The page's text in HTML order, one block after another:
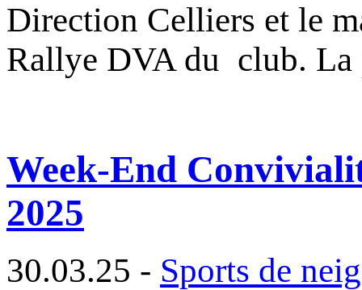
Direction Celliers et le
Rallye DVA du club.
Week-End
2025
30.03.25 - Sports de